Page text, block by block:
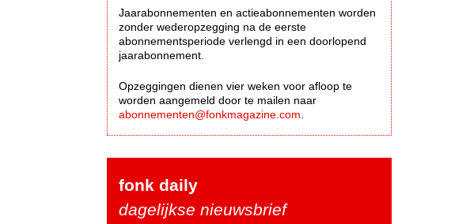
Jaarabonnementen en actieabonnementen worden
zonder wederopzegging na de eerste
abonnementsperiode verlengd in een doorlopend
jaarabonnement.
Opzeggingen dienen vier weken voor afloop te
worden aangemeld door te mailen naar
abonnementen@fonkmagazine.com
fonk daily
dagelijkse nieuwsbrief